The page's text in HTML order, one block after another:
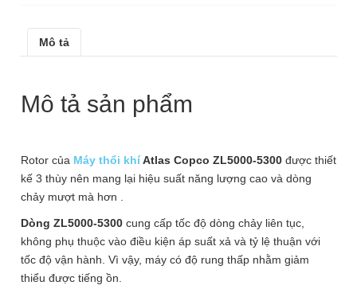
Mô tả
Mô tả sản phẩm
Rotor của Máy thổi khíAtlas Copco ZL5000-5300 được thiết
kế 3 thùy nên mang lại hiệu suất năng lượng cao và dòng
chảy mượt mà hơn .
Dòng ZL5000-5300 cung cấp tốc độ dòng chảy liên tục,
không phụ thuộc vào điều kiện áp suất xả và tỷ lệ thuận với
tốc độ vận hành. Vì vậy, máy có độ rung thấp nhằm giảm
thiểu được tiếng ồn.